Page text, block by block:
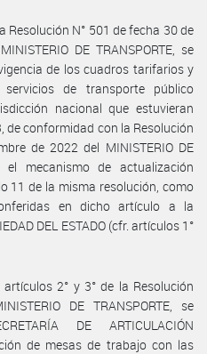
Resolución N° 501 de fecha 30 de
DE TRANSPORTE, se
de los cuadros tarifarios y
de transporte público
nacional que estuvieran
de conformidad con la Resolución
de 2022 del MINISTERIO DE
el mecanismo de actualización
11 de la misma resolución, como
en dicho artículo a la
DEL ESTADO (cfr. artículos 1°
2° y 3° de la Resolución
DE TRANSPORTE, se
DE ARTICULACIÓN
de mesas de trabajo con las